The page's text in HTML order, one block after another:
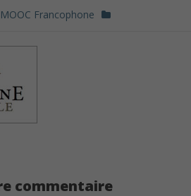
MOOC Francophone
commentaire